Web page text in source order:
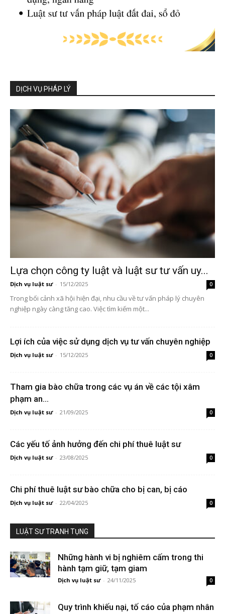
DỊCH VỤ PHÁP LÝ
Lựa chọn công ty luật và luật sư tư vấn uy...
Dịch vụ luật sư - 15/12/2025 0
Trong bối cảnh xã hội hiện đại, nhu cầu về tư vấn pháp lý chuyên
nghiệp ngày càng tăng cao. Việc tìm kiếm một...
Lợi ích của việc sử dụng dịch vụ tư vấn chuyên nghiệp
Dịch vụ luật sư - 15/12/2025 0
Tham gia bào chữa trong các vụ án về các tội xâm
phạm an...
Dịch vụ luật sư - 21/09/2025 0
Các yếu tố ảnh hưởng đến chi phí thuê luật sư
Dịch vụ luật sư - 23/08/2025 0
Chi phí thuê luật sư bào chữa cho bị can, bị cáo
Dịch vụ luật sư - 22/04/2025 0
LUẬT SƯ TRANH TỤNG
Những hành vi bị nghiêm cấm trong thi
hành tạm giữ, tạm giam
Dịch vụ luật sư - 24/11/2025 0
Quy trình khiếu nại, tố cáo của phạm nhân